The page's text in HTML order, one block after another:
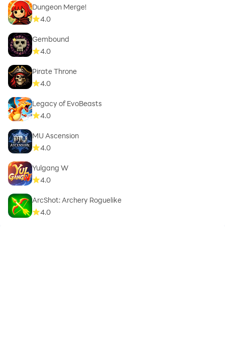
Dungeon Merge!
4.0
Gembound
4.0
Pirate Throne
4.0
Legacy of EvoBeasts
4.0
MU Ascension
4.0
Yulgang W
4.0
ArcShot: Archery Roguelike
4.0